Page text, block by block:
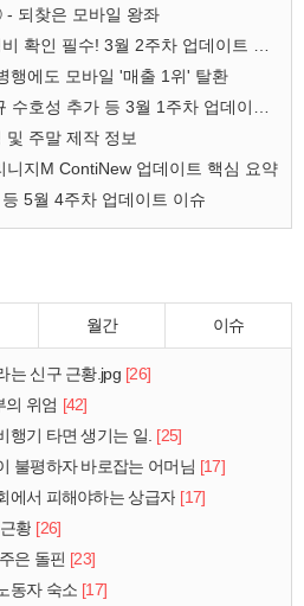
되찾은 모바일 왕좌
행에도 모바일 '매출 1위' 탈환
주말 제작 정보
니지M ContiNew 업데이트 핵심 요약
5월 4주차 업데이트 이슈
월간 이슈
는 신구 근황.jpg [26]
의 위엄 [42]
행기 타면 생기는 일. [25]
불평하자 바로잡는 어머님 [17]
에서 피해야하는 상급자 [17]
황 [26]
은 돌핀 [23]
동자 숙소 [17]